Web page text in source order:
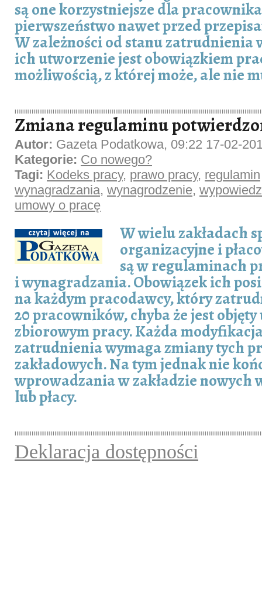
są one korzystniejsze dla
pierwszeństwo nawet przed
W zależności od stanu zatrudnienia
ich utworzenie jest obowiązkiem
możliwością, z której może, ale nie
Zmiana regulaminu
Autor: Gazeta Podatkowa, 09:22 17-02-
Kategorie: Co nowego?
Tagi: Kodeks pracy, prawo pracy, regulamin
wynagradzania, wynagrodzenie,
umowy o pracę
W wielu zakładach
organizacyjne i
są w regulaminach
i wynagradzania. Obowiązek ich
na każdym pracodawcy, który
20 pracowników, chyba że jest objęty
zbiorowym pracy. Każda
zatrudnienia wymaga zmiany tych
zakładowych. Na tym jednak nie
wprowadzania w zakładzie nowych
lub płacy.
Deklaracja dostępności